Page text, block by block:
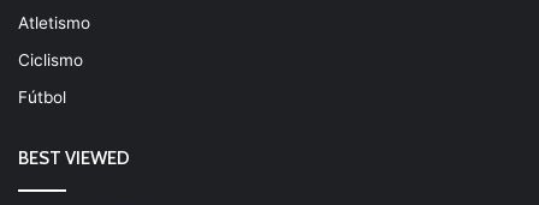
Atletismo
Ciclismo
Fútbol
BEST VIEWED